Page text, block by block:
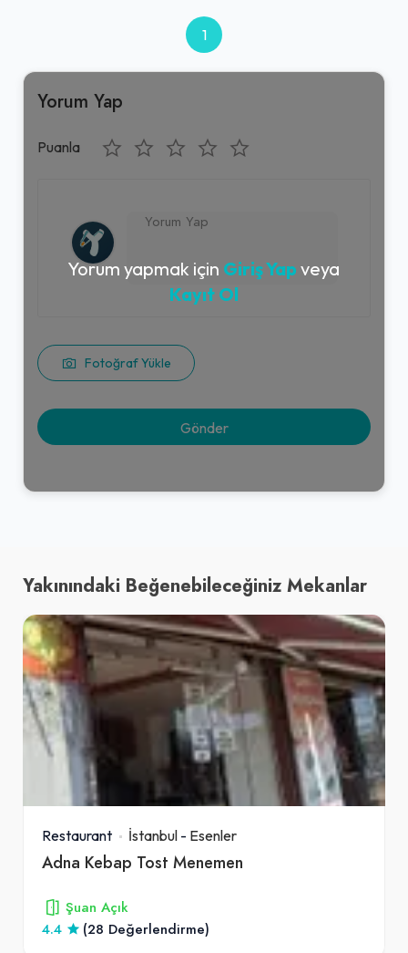
1
Yorum Yap
Puanla
Fotoğraf Yükle
Yorum yapmak için Giriş Yap veya
Kayıt Ol
Yakınındaki Beğenebileceğiniz Mekanlar
Restaurant İstanbul - Esenler
Adna Kebap Tost Menemen
Şuan Açık
4.4
(28 Değerlendirme)